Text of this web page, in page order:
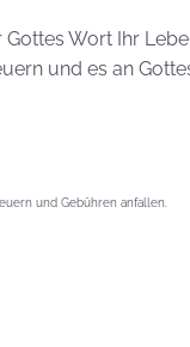
Wort Ihr
und es an
und Gebühren anfallen.